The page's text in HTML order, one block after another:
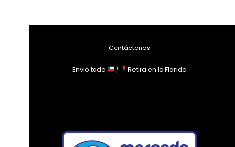
Contáctanos
Envio todo / Retira en la Florida